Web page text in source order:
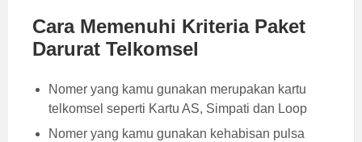
Cara Memenuhi Kriteria Paket
Darurat Telkomsel
Nomer yang kamu gunakan merupakan kartu
telkomsel seperti Kartu AS, Simpati dan Loop
Nomer yang kamu gunakan kehabisan pulsa